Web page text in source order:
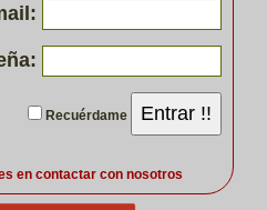
Recuérdame Entrar !!
en contactar con nosotros